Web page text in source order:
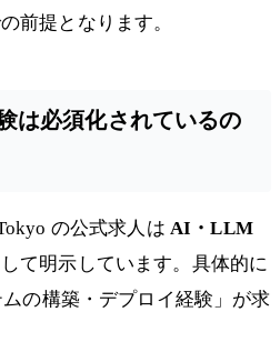
前提となります。
は必須化されているの
の公式求人は AI・LLM
て明示しています。具体的に
の構築・デプロイ経験」が求